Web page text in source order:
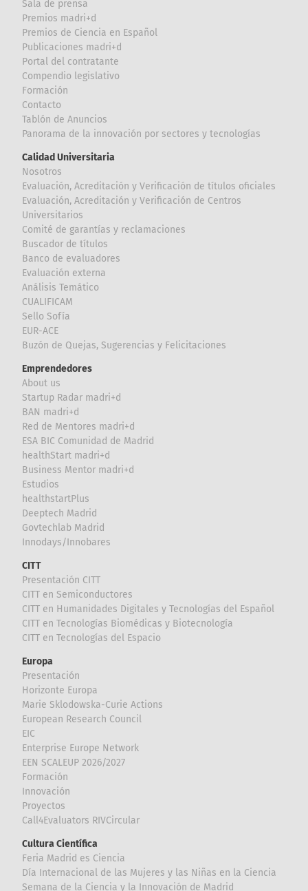
Sala de prensa
Premios madri+d
Premios de Ciencia en Español
Publicaciones madri+d
Portal del contratante
Compendio legislativo
Formación
Contacto
Tablón de Anuncios
Panorama de la innovación por sectores y tecnologías
Calidad Universitaria
Nosotros
Evaluación, Acreditación y Verificación de títulos oficiales
Evaluación, Acreditación y Verificación de Centros
Universitarios
Comité de garantías y reclamaciones
Buscador de títulos
Banco de evaluadores
Evaluación externa
Análisis Temático
CUALIFICAM
Sello Sofía
EUR-ACE
Buzón de Quejas, Sugerencias y Felicitaciones
Emprendedores
About us
Startup Radar madri+d
BAN madri+d
Red de Mentores madri+d
ESA BIC Comunidad de Madrid
healthStart madri+d
Business Mentor madri+d
Estudios
healthstartPlus
Deeptech Madrid
Govtechlab Madrid
Innodays/Innobares
CITT
Presentación CITT
CITT en Semiconductores
CITT en Humanidades Digitales y Tecnologías del Español
CITT en Tecnologías Biomédicas y Biotecnología
CITT en Tecnologías del Espacio
Europa
Presentación
Horizonte Europa
Marie Sklodowska-Curie Actions
European Research Council
EIC
Enterprise Europe Network
EEN SCALEUP 2026/2027
Formación
Innovación
Proyectos
Call4Evaluators RIVCircular
Cultura Científica
Feria Madrid es Ciencia
Día Internacional de las Mujeres y las Niñas en la Ciencia
Semana de la Ciencia y la Innovación de Madrid